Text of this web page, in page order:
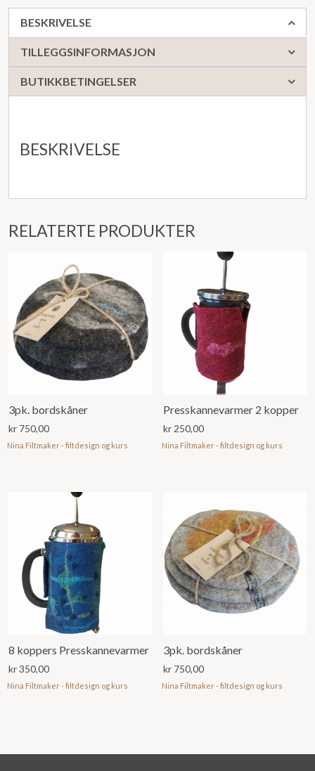
antall
BESKRIVELSE
TILLEGGSINFORMASJON
BUTIKKBETINGELSER
BESKRIVELSE
RELATERTE PRODUKTER
3pk. bordskåner
kr 750,00
Nina Filtmaker - filtdesign og kurs
Presskannevarmer 2 kopper
kr 250,00
Nina Filtmaker - filtdesign og kurs
8 koppers Presskannevarmer
kr350,00
Nina Filtmaker - filtdesign og kurs
3pk. bordskåner
kr 750,00
Nina Filtmaker - filtdesign og kurs